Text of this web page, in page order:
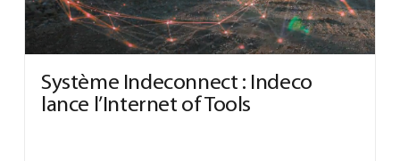
Système Indeconnect : Indeco
lance l’Internet of Tools